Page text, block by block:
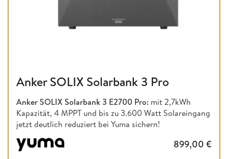
Anker SOLIX Solarbank 3 Pro
Anker SOLIX Solarbank 3 E2700 Pro: mit 2,7kWh
Kapazität, 4 MPPT und bis zu 3.600 Watt Solareingang
jetzt deutlich reduziert bei Yuma sichern!
899,00 €